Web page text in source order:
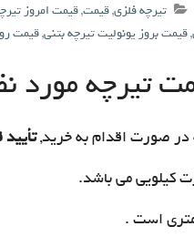
تیرچه فلزی,قیمت,قیمت امروز
,قیمت بروز یونولیت تیرچه بتنی,قیمت
تیرچه مورد
در صورت اقدام به خرید,
کیلویی می باشد.
است .